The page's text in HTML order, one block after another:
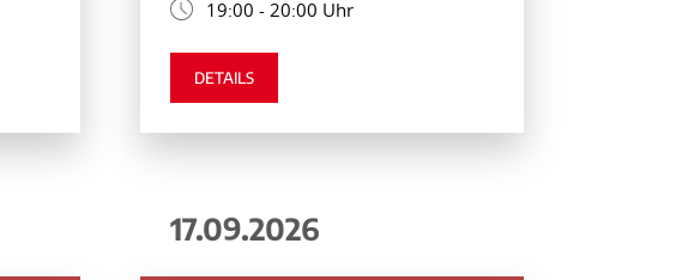
19:00 - 20:00 Uhr
DETAILS
17.09.2026